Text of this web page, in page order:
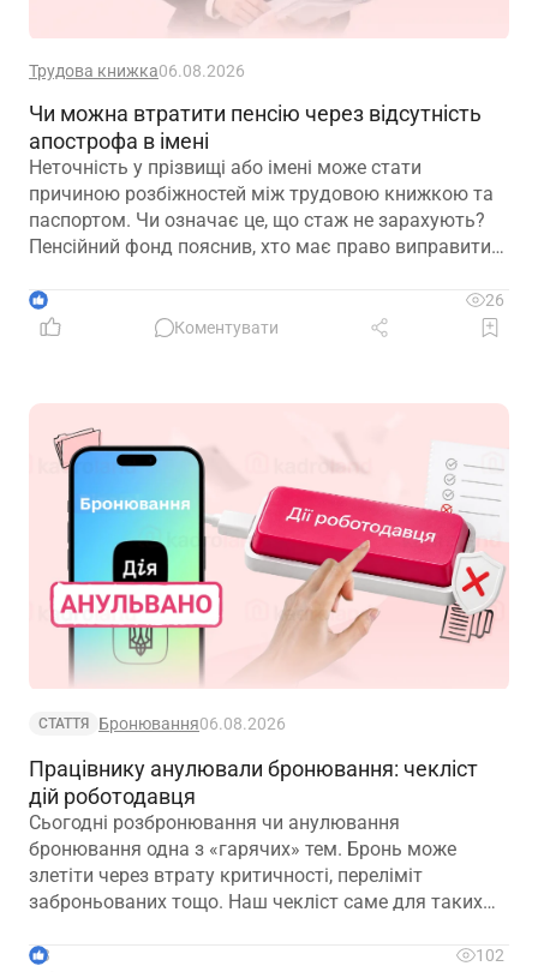
Трудова книжка06.08.2026
Чи можна втратити пенсію через відсутність
апострофа в імені
Неточність у прізвищі або імені може стати
причиною розбіжностей між трудовою книжкою та
паспортом. Чи означає це, що стаж не зарахують?
Пенсійний фонд пояснив, хто має право виправити
підставі яких документів це робиться та чому не
варто відкладати внесення змін до моменту
1
26
Коментувати
СТАТТЯ Бронювання06.08.2026
Працівнику анулювали бронювання: чекліст
дій роботодавця
Сьогодні розбронювання чи анулювання
бронювання одна з «гарячих» тем. Бронь може
злетіти через втрату критичності, переліміт
заброньованих тощо. Наш чекліст саме для таких
роботодавець, а що, навпаки, робити не потрібно
3
102